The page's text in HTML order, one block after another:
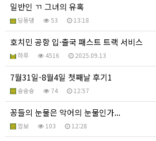
일반인 ㄲ 그녀의 유혹
딩동댕 53 13:18
호치민 공항 입·출국 패스트 트랙 서비스
하루 4516 2025.09.13
7월31일-8월4일 첫째날 후기1
슝슝슝 74 12:57
꽁들의 눈물은 악어의 눈물인가...
깜보 103 12:28